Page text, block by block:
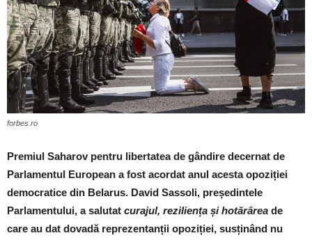
forbes.ro
Premiul Saharov pentru libertatea de gândire decernat de
Parlamentul European a fost acordat anul acesta opoziției
democratice din Belarus. David Sassoli, președintele
Parlamentului, a salutat curajul, reziliența și hotărârea de
care au dat dovadă reprezentanții opoziției, susținând nu